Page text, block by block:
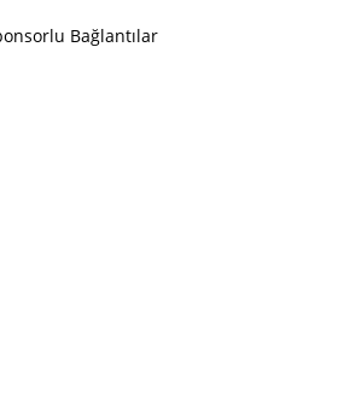
Bağlantılar